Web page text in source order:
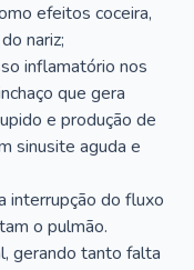
efeitos coceira,
nariz;
inflamatório nos
que gera
e produção de
sinusite aguda e
interrupção do fluxo
o pulmão.
gerando tanto falta